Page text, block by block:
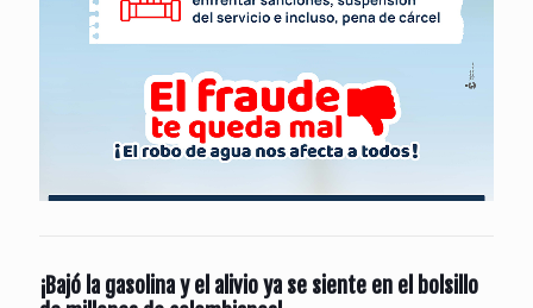
¡Bajó la gasolina y el alivio ya se siente en el bolsillo